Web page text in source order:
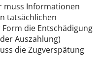
muss Informationen
tatsächlichen
die Entschädigung
Auszahlung)
die Zugverspätung